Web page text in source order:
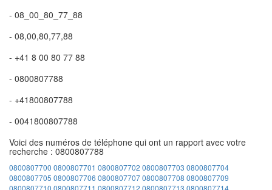
- 08_00_80_77_88
- 08,00,80,77,88
- +41 8 00 80 77 88
- 0800807788
- +41800807788
- 0041800807788
Voici des numéros de téléphone qui ont un rapport avec votre
recherche : 0800807788
0800807700 0800807701 0800807702 0800807703 0800807704
0800807705 0800807706 08008077070800807708 0800807709
0800807710 0800807711 0800807712 0800807713 0800807714